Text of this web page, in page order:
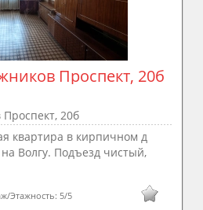
Проспект, 20б
20б
квартира в кирпичном д
Волгу. Подъезд чистый,
Этажность:5/5